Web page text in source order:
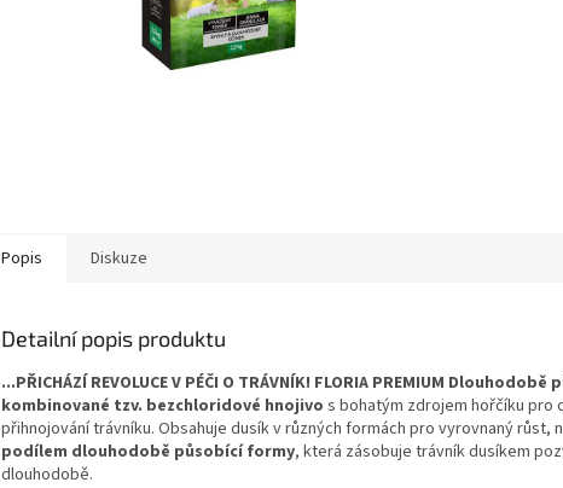
Popis Diskuze
Detailní popis produktu
...PŘICHÁZÍ REVOLUCE V PÉČI O TRÁVNÍK! FLORIA PREMIUM Dlouhodobě
kombinované tzv. bezchloridové hnojivo s bohatým zdrojem hořčíku pro
přihnojování trávníku. Obsahuje dusík v různých formách pro vyrovnaný růst,
podílem dlouhodobě působící formy, která zásobuje trávník dusíkem
dlouhodobě.